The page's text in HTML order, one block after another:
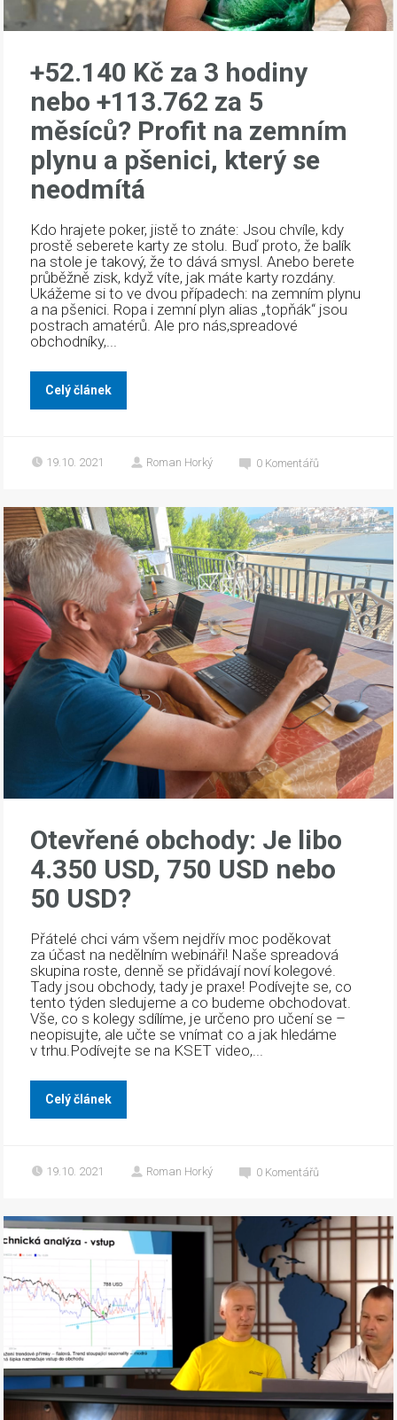
+52.140 Kč za 3 hodiny
nebo +113.762 za 5
měsíců? Profit na zemním
plynu a pšenici, který se
neodmítá
Kdo hrajete poker, jistě to znáte: Jsou chvíle, kdy
prostě seberete karty ze stolu. Buď proto, že balík
na stole je takový, že to dává smysl. Anebo berete
průběžně zisk, když víte, jak máte karty rozdány.
Ukážeme si to ve dvou případech: na zemním plynu
a na pšenici. Ropa i zemní plyn alias „topňák“ jsou
postrach amatérů. Ale pro nás,spreadové
obchodníky,...
Celý článek
19.10. 2021 Roman Horký 0 Komentářů
Otevřené obchody: Je libo
4.350 USD, 750 USD nebo
50 USD?
Přátelé chci vám všem nejdřív moc poděkovat
za účast na nedělním webináři! Naše spreadová
skupina roste, denně se přidávají noví kolegové.
Tady jsou obchody, tady je praxe! Podívejte se, co
tento týden sledujeme a co budeme obchodovat.
Vše, co s kolegy sdílíme, je určeno pro učení se –
neopisujte, ale učte se vnímat co a jak hledáme
v trhu.Podívejte se na KSET video,...
Celý článek
19.10. 2021 Roman Horký 0 Komentářů